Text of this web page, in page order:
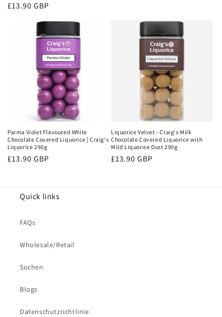
Normaler
£13.90 GBP
Parma Violet Flavoured White
Chocolate Covered Liquorice | Craig's
Liquorice 290g
Normaler
£13.90 GBP
Liquorice Velvet - Craig's Milk
Chocolate Covered Liquorice with
Mild Liquorice Dust 290g
Normaler
£13.90 GBP
Quick links
FAQs
Wholesale/Retail
Suchen
Blogs
Datenschutzrichtlinie